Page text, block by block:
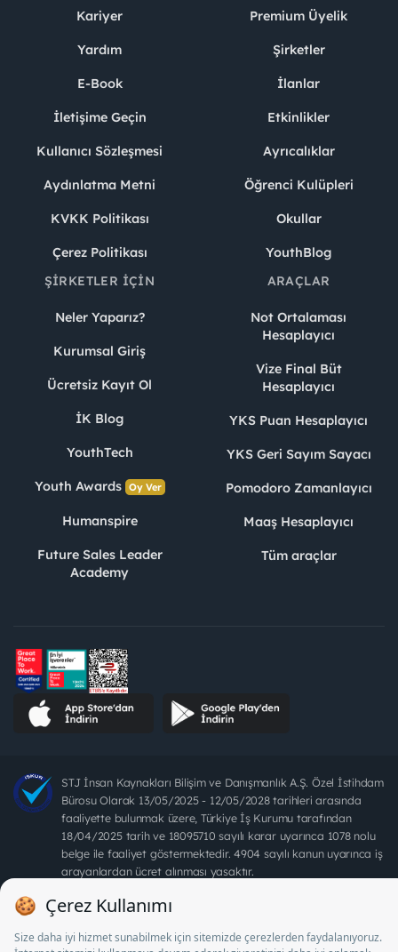
Kariyer
Yardım
E-Book
İletişime Geçin
Kullanıcı Sözleşmesi
Aydınlatma Metni
KVKK Politikası
Çerez Politikası
Premium Üyelik
Şirketler
İlanlar
Etkinlikler
Ayrıcalıklar
Öğrenci Kulüpleri
Okullar
YouthBlog
ŞIRKETLER İÇIN
Neler Yaparız?
Kurumsal Giriş
Ücretsiz Kayıt Ol
İK Blog
YouthTech
Youth Awards Oy Ver
Humanspire
Future Sales Leader
Academy
ARAÇLAR
Not Ortalaması
Hesaplayıcı
Vize Final Büt
Hesaplayıcı
YKS Puan Hesaplayıcı
YKS Geri Sayım Sayacı
Pomodoro Zamanlayıcı
Maaş Hesaplayıcı
Tüm araçlar
STJ İnsan Kaynakları Bilişim ve Danışmanlık A.Ş. Özel İstihdam
Bürosu Olarak 13/05/2025 - 12/05/2028 tarihleri arasında
faaliyette bulunmak üzere, Türkiye İş Kurumu tarafından
18/04/2025 tarih ve 18095710 sayılı karar uyarınca 1078 nolu
belge ile faaliyet göstermektedir. 4904 sayılı kanun uyarınca iş
arayanlardan ücret alınması yasaktır.